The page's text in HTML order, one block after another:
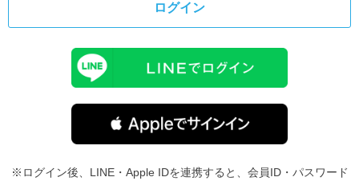
ログイン
※ログイン後、LINE・Apple IDを連携すると、会員ID・パスワード